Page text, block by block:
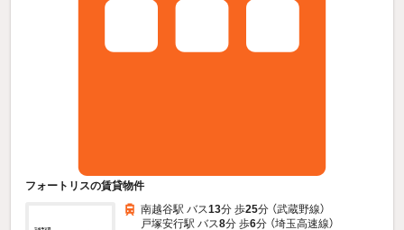
フォートリスの賃貸物件
南越谷駅 バス13分 歩25分 （武蔵野線）
戸塚安行駅 バス8分 歩6分 （埼玉高速線）